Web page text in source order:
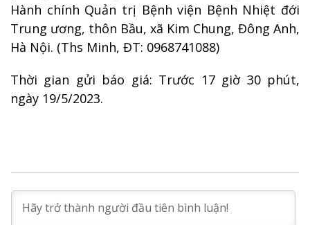
Hành chính Quản trị Bệnh viện Bệnh Nhiệt đới
Trung ương, thôn Bầu, xã Kim Chung, Đông Anh,
Hà Nội. (Ths Minh, ĐT: 0968741088)
Thời gian gửi báo giá: Trước 17 giờ 30 phút,
ngày 19/5/2023.